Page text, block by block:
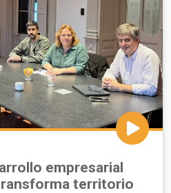
empresarial
territorio